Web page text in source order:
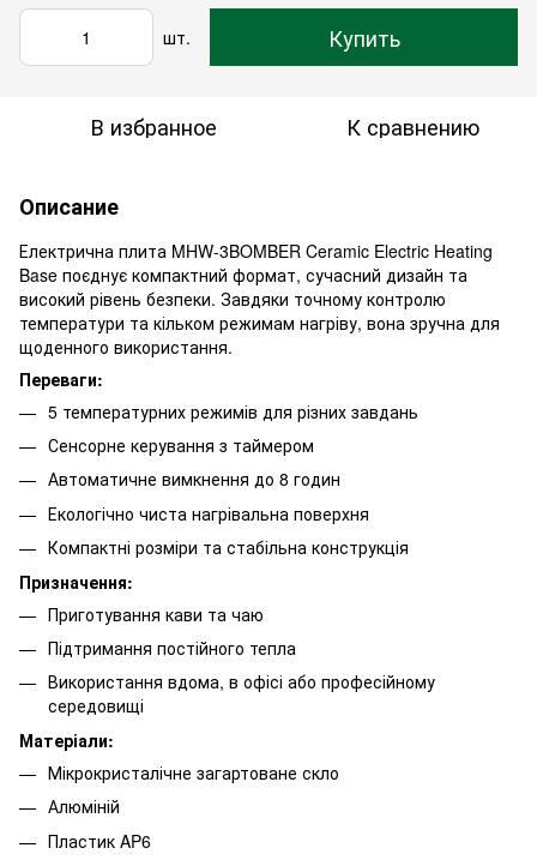
шт. Купить
В избранное К сравнению
Описание
Електрична плита MHW-3BOMBER Ceramic Electric Heating
Base поєднує компактний формат, сучасний дизайн та
високий рівень безпеки. Завдяки точному контролю
температури та кільком режимам нагріву, вона зручна для
щоденного використання.
Переваги:
5 температурних режимів для різних завдань
Сенсорне керування з таймером
Автоматичне вимкнення до 8 годин
Екологічно чиста нагрівальна поверхня
Компактні розміри та стабільна конструкція
Призначення:
Приготування кави та чаю
Підтримання постійного тепла
Використання вдома, в офісі або професійному
середовищі
Матеріали:
Мікрокристалічне загартоване скло
Алюміній
Пластик AP6